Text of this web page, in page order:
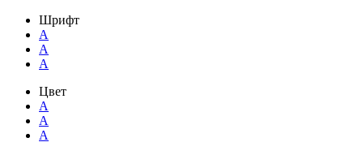
Шрифт
A
A
A
Цвет
A
A
A